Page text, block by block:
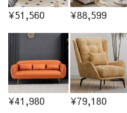
¥51,560 ¥88,599
¥41,980 ¥79,180